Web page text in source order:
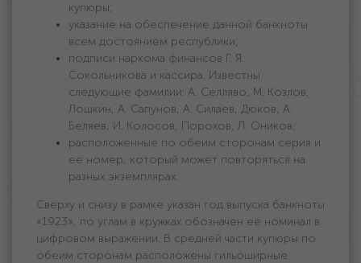
купюры;
указание на обеспечение данной банкноты
всем достоянием республики;
подписи наркома финансов Г. Я.
Сокольникова и кассира. Известны
следующие фамилии: А. Селляво, М. Козлов,
Лошкин, А. Сапунов, А. Силаев, Дюков, А.
Беляев, И. Колосов, Порохов, Л. Оников;
расположенные по обеим сторонам серия и
ее номер, который может повторяться на
разных экземплярах.
Сверху и снизу в рамке указан год выпуска банкноты
«1923», по углам в кружках обозначен ее номинал в
цифровом выражении. В средней части купюры по
обеим сторонам расположены гильоширные